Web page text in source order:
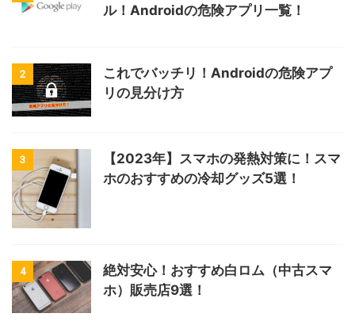
ル！Androidの危険アプリ一覧！
2
これでバッチリ！Androidの危険アプ
リの見分け方
3
【2023年】スマホの発熱対策に！スマ
ホのおすすめの冷却グッズ5選！
4
絶対安心！おすすめ白ロム（中古スマ
ホ）販売店9選！